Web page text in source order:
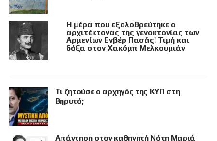
Η μέρα που εξολοθρεύτηκε ο
αρχιτέκτονας της γενοκτονίας των
Αρμενίων Ενβέρ Πασάς! Τιμή και
δόξα στον Χακόμπ Μελκουμιάν
Τι ζητούσε ο αρχηγός της ΚΥΠ στη
Βηρυτό;
Απάντηση στον καθηγητή Νότη Μαριά